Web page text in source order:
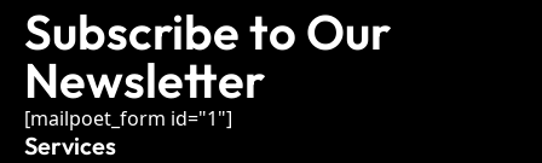
Subscribe to Our
Newsletter
[mailpoet_form id="1"]
Services